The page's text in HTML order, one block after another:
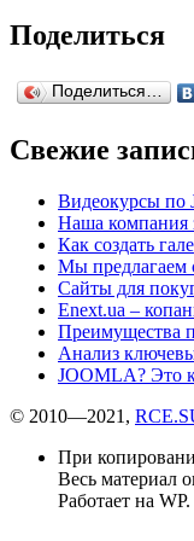
Поделиться
Поделиться…
Свежие
Видеокурсы по
Наша компания
Как создать
Мы предлагаем
Сайты для
Enext.ua –
Преимущества
Анализ
JOOMLA? Это
© 2010—2021,
При
Весь материал
Работает на WP.